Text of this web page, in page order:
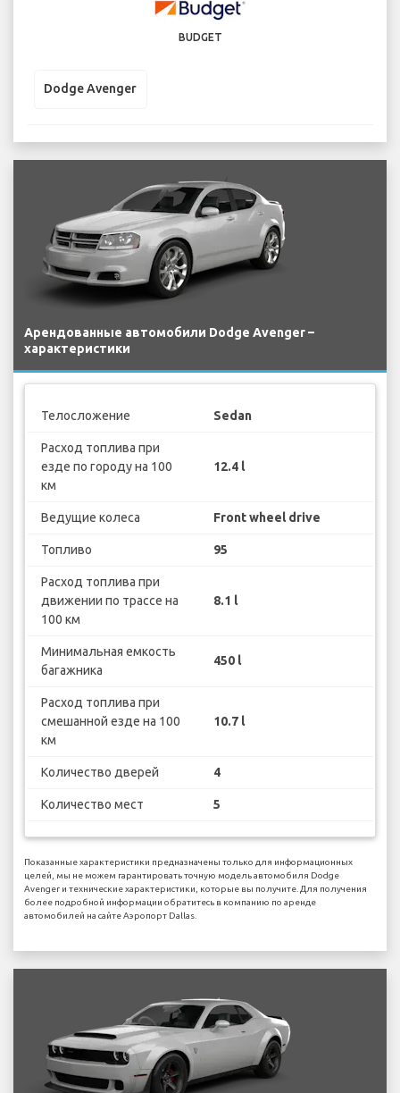
BUDGET
Dodge Avenger
Арендованные автомобили Dodge Avenger –
характеристики
Телосложение Sedan
Расход топлива при
езде по городу на 100
км
12.4 l
Ведущие колеса Front wheel drive
Топливо 95
Расход топлива при
движении по трассе на
100 км
8.1 l
Минимальная емкость
багажника
450 l
Расход топлива при
смешанной езде на 100
км
10.7 l
Количество дверей 4
Количество мест 5
Показанные характеристики предназначены только для информационных
целей, мы не можем гарантировать точную модель автомобиля Dodge
Avenger и технические характеристики, которые вы получите. Для получения
более подробной информации обратитесь в компанию по аренде
автомобилей на сайте Аэропорт Dallas.